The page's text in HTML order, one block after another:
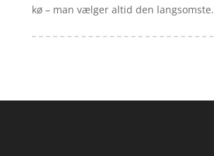
kø – man vælger altid den langsomste.